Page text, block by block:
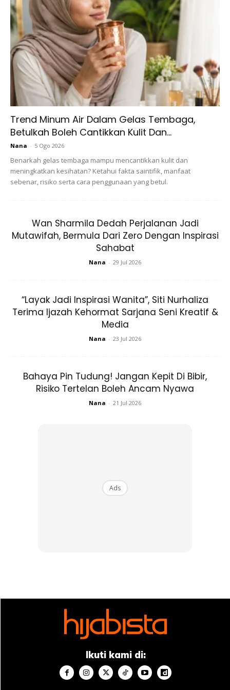
Wanita Islam mengayakan baju tema
Bollywood
Pakaian tradisional pasti mempunyai maksudnya tensendiri,
bagi kita hanyalah sekadar pakaian tradisi tidak pula bagi
mereka penganut agama hindu. Dalam satu hantaran di
aplikasi TikTok, seorang pakar perubatan, Dr. Malar Santhi
Santherasegapan tampil menegur wanita beragama Islam
yang gemar mengenakan pakaian tema Bollywood dalam
menghadiri pelbagai majlis.
mengenakan pakaian tema Bollywood ini terutamanya
wanita Islam. Pemakaian tema Bollywood ini mempunyai
dua komponen, satu komponen bangsa India dan kedua
komponen agama Hindu,” katanya menerusi akaun
Trend Minum Air Dalam Gelas Tembaga,
Betulkah Boleh Cantikkan Kulit Dan...
Nana - 5 Ogo 2026
Benarkah gelas tembaga mampu mencantikkan kulit dan
meningkatkan kesihatan? Ketahui fakta saintifik, manfaat
sebenar, risiko serta cara penggunaan yang betul.
Wan Sharmila Dedah Perjalanan Jadi
Mutawifah, Bermula Dari Zero Dengan Inspirasi
Sahabat
Nana - 29 Jul 2026
“Layak Jadi Inspirasi Wanita”, Siti Nurhaliza
Terima Ijazah Kehormat Sarjana Seni Kreatif &
Media
Nana - 23 Jul 2026
Bahaya Pin Tudung! Jangan Kepit Di Bibir,
Risiko Tertelan Boleh Ancam Nyawa
Nana - 21 Jul 2026
Ads
Ikuti kami di: